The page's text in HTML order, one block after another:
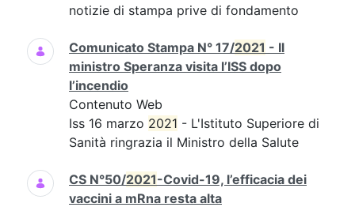
notizie di stampa prive di fondamento
Comunicato Stampa N° 17/2021 - Il
ministro Speranza visita l’ISS dopo
l’incendio
Contenuto Web
Iss 16 marzo 2021 - L'Istituto Superiore di
Sanità ringrazia il Ministro della Salute
CS N°50/2021-Covid-19, l’efficacia dei
vaccini a mRna resta alta